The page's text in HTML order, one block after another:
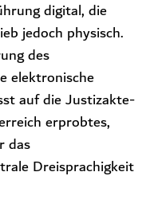
digital, die
jedoch physisch.
des
elektronische
auf die Justizakte-
erprobtes,
das
Dreisprachigkeit